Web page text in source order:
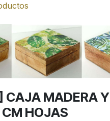
MADERA Y
CM HOJAS